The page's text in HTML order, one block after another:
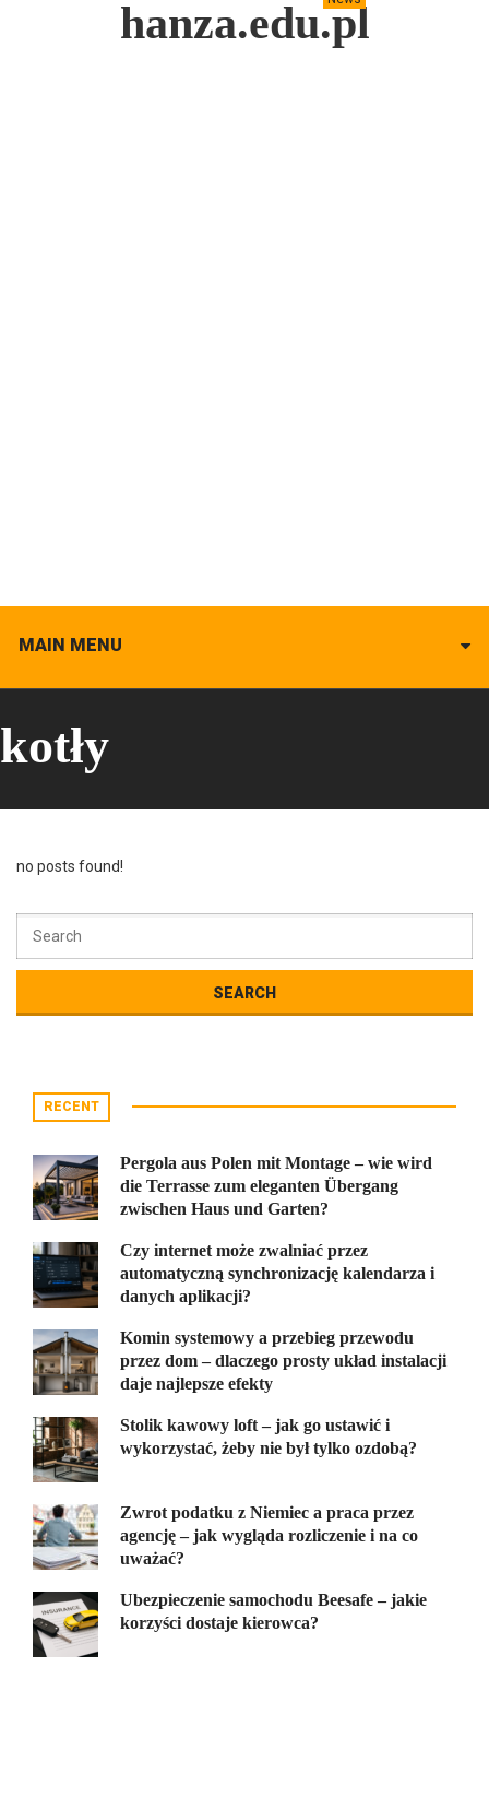
hanza.edu.pl
MAIN MENU
kotły
no posts found!
RECENT
Pergola aus Polen mit Montage – wie wird
die Terrasse zum eleganten Übergang
zwischen Haus und Garten?
Czy internet może zwalniać przez
automatyczną synchronizację kalendarza i
danych aplikacji?
Komin systemowy a przebieg przewodu
przez dom – dlaczego prosty układ instalacji
daje najlepsze efekty
Stolik kawowy loft – jak go ustawić i
wykorzystać, żeby nie był tylko ozdobą?
Zwrot podatku z Niemiec a praca przez
agencję – jak wygląda rozliczenie i na co
uważać?
Ubezpieczenie samochodu Beesafe – jakie
korzyści dostaje kierowca?